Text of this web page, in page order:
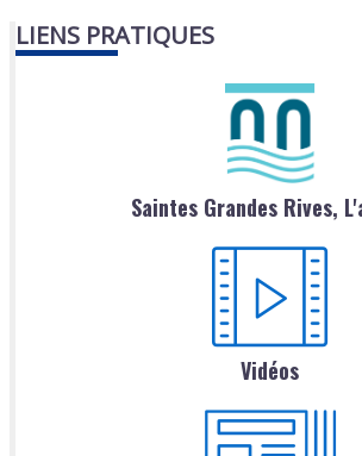
LIENS PRATIQUES
Saintes Grandes Rives,
Vidéos